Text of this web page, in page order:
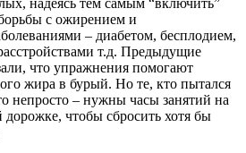
с ожирением и
– диабетом, бесплодием,
т.д. Предыдущие
что упражнения помогают
жира в бурый. Но те, кто пытался
непросто – нужны часы занятий на
дорожке, чтобы сбросить хотя бы